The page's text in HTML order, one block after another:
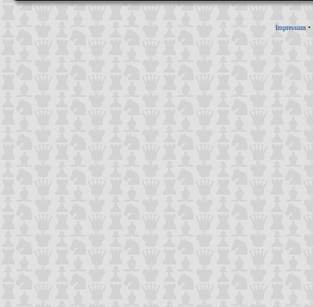
Impressum •